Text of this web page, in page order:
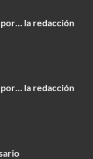
la redacción
la redacción